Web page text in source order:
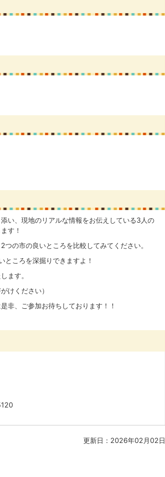
い、現地のリアルな情報をお伝えしている3人の
す！
の市の良いところを比較してみてください。
ところを深掘りできますよ！
ます。
けください）
非、ご参加お待ちしております！！
更新日：2026年02月02日